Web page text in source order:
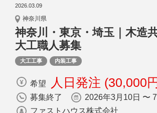
2026.03.09
神奈川県
神奈川・東京・埼玉｜木造
大工職人募集
大工工事 内装工事
希望 人日発注 (30,000
募集終了
2026年3月10日 〜
ファストハウス株式会社